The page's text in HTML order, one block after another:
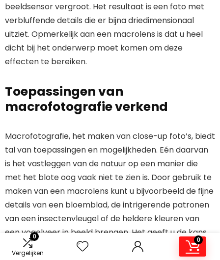
0
Vergelijken
0
beeldsensor vergroot. Het resultaat is een foto met
verbluffende details die er bijna driedimensionaal
uitziet. Opmerkelijk aan een macrolens is dat u heel
dicht bij het onderwerp moet komen om deze
effecten te bereiken.
Toepassingen van
macrofotografie verkend
Macrofotografie, het maken van close-up foto’s, biedt
tal van toepassingen en mogelijkheden. Eén daarvan
is het vastleggen van de natuur op een manier die
met het blote oog vaak niet te zien is. Door gebruik te
maken van een macrolens kunt u bijvoorbeeld de fijne
details van een bloemblad, de intrigerende patronen
van een insectenvleugel of de heldere kleuren van
een vogelveer in beeld brengen. Het geeft u de kans
om de wonderen van de natuur van dichtbij te